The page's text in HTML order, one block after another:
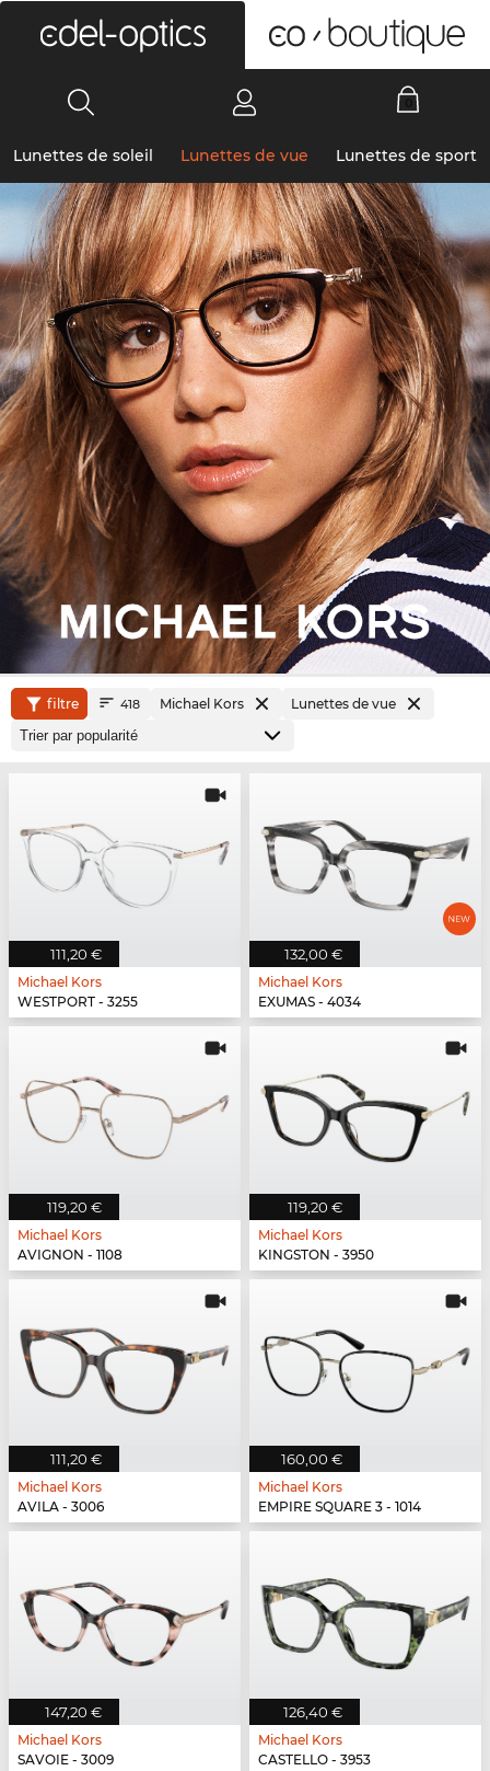
Lunettes de soleil Lunettes de vue Lunettes de sport
filtre 418 Michael Kors Lunettes de vue
111,20 €
Michael Kors
WESTPORT - 3255
132,00 €
Michael Kors
EXUMAS - 4034
119,20 €
Michael Kors
AVIGNON - 1108
119,20 €
Michael Kors
KINGSTON - 3950
111,20 €
Michael Kors
AVILA - 3006
160,00 €
Michael Kors
EMPIRE SQUARE 3 - 1014
147,20 €
Michael Kors
SAVOIE - 3009
126,40 €
Michael Kors
CASTELLO - 3953